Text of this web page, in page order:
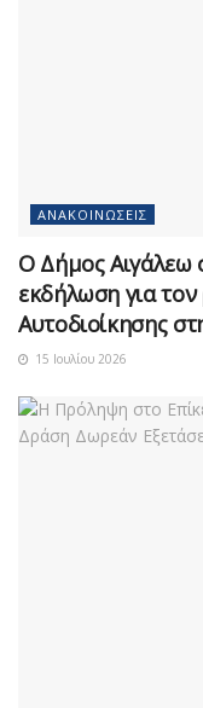
ΑΝΑΚΟΙΝΏΣΕΙΣ
Ο Δήμος Αιγάλεω
εκδήλωση για
Αυτοδιοίκησης
15 Ιουλίου 2026